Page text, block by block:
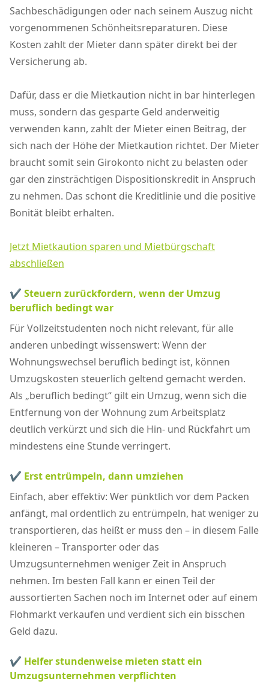
Sachbeschädigungen oder nach seinem Auszug nicht
vorgenommenen Schönheitsreparaturen. Diese
Kosten zahlt der Mieter dann später direkt bei der
Versicherung ab.
Dafür, dass er die Mietkaution nicht in bar hinterlegen
muss, sondern das gesparte Geld anderweitig
verwenden kann, zahlt der Mieter einen Beitrag, der
sich nach der Höhe der Mietkaution richtet. Der Mieter
braucht somit sein Girokonto nicht zu belasten oder
gar den zinsträchtigen Dispositionskredit in Anspruch
zu nehmen. Das schont die Kreditlinie und die positive
Bonität bleibt erhalten.
Jetzt Mietkaution sparen und Mietbürgschaft
abschließen
✔ Steuern zurückfordern, wenn der Umzug
beruflich bedingt war
Für Vollzeitstudenten noch nicht relevant, für alle
anderen unbedingt wissenswert: Wenn der
Wohnungswechsel beruflich bedingt ist, können
Umzugskosten steuerlich geltend gemacht werden.
Als „beruflich bedingt“ gilt ein Umzug, wenn sich die
Entfernung von der Wohnung zum Arbeitsplatz
deutlich verkürzt und sich die Hin- und Rückfahrt um
mindestens eine Stunde verringert.
✔ Erst entrümpeln, dann umziehen
Einfach, aber effektiv: Wer pünktlich vor dem Packen
anfängt, mal ordentlich zu entrümpeln, hat weniger zu
transportieren, das heißt er muss den – in diesem Falle
kleineren – Transporter oder das
Umzugsunternehmen weniger Zeit in Anspruch
nehmen. Im besten Fall kann er einen Teil der
aussortierten Sachen noch im Internet oder auf einem
Flohmarkt verkaufen und verdient sich ein bisschen
Geld dazu.
✔ Helfer stundenweise mieten statt ein
Umzugsunternehmen verpflichten